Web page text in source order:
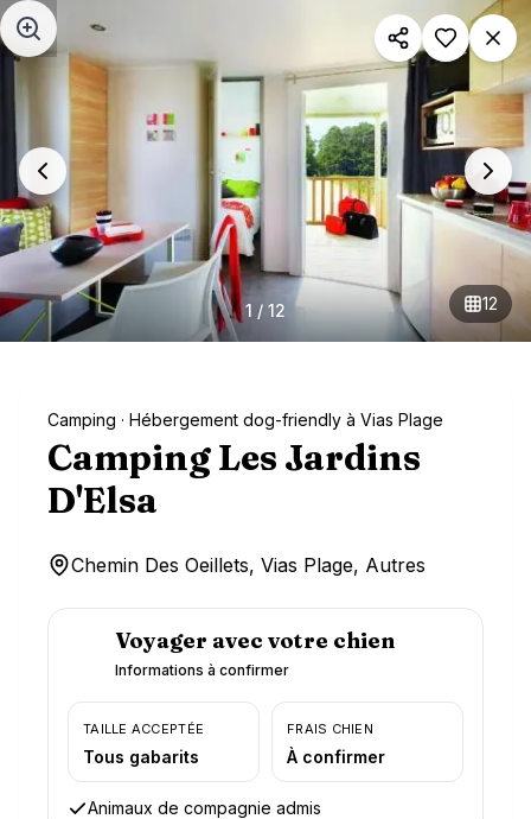
Aller au contenu principal
1 / 12 12
Camping · Hébergement dog-friendly à Vias Plage
Camping Les Jardins
D'Elsa
Chemin Des Oeillets, Vias Plage, Autres
Voyager avec votre chien
Informations à confirmer
TAILLE ACCEPTÉE
Tous gabarits
FRAIS CHIEN
À confirmer
Animaux de compagnie admis